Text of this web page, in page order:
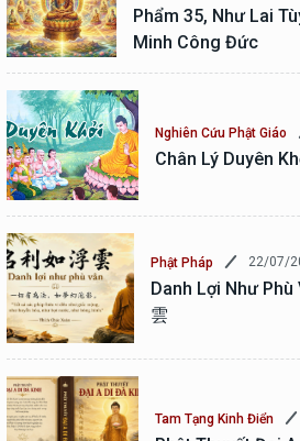
Phẩm 35, Như Lai
Minh Công Đức
Nghiên Cứu Phật Giáo
Chân Lý Duyên
Phật Pháp 22/07/
Danh Lợi Như Phù
雲
Tam Tạng Kinh Điển